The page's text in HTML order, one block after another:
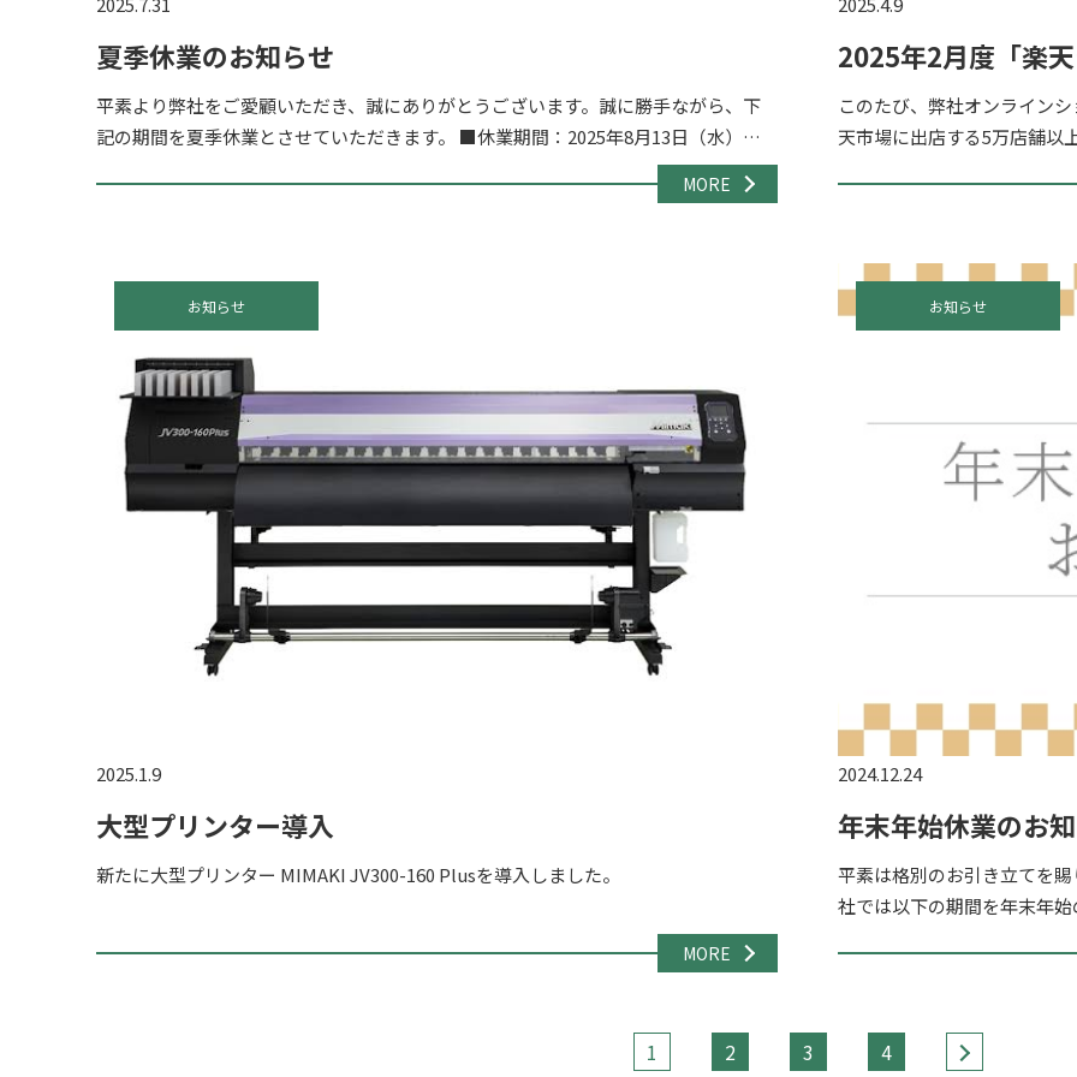
夏季休業のお知らせ
平素より弊社をご愛顧いただき、誠にありがとうございます。誠に勝手ながら、下
記の期間を夏季休業とさせていただきます。 ■休業期間：2025年8月13日（水）～8
MORE
2025年2月度「楽
賞!
このたび、弊社オンライン
天市場に出店する5万店舗以
2025.1.9
大型プリンター導入
新たに大型プリンター MIMAKI JV300-160 Plusを導入しました。
お知らせ
MORE
2024.12.24
年末年始休業のお
平素は格別のお引き立てを
社では以下の期間を年末年
お知らせ
1 2 3 4 >